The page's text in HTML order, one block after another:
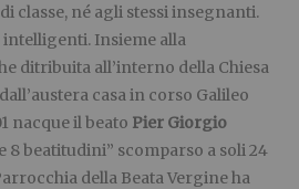
classe, né agli stessi insegnanti.
intelligenti. Insieme alla
ditribuita all’interno della Chiesa
casa in corso Galileo
nacque il beato Pier Giorgio
8 beatitudini” scomparso a soli 24
della Beata Vergine ha